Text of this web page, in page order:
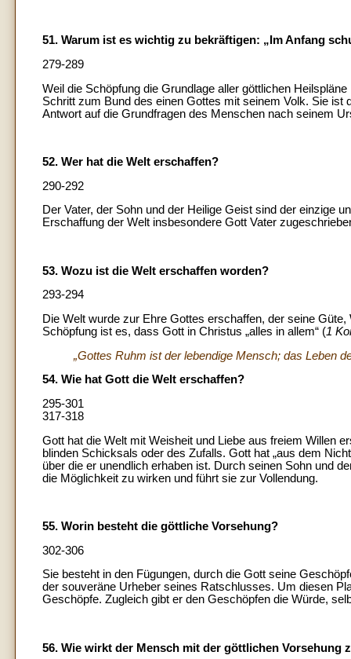
51. Warum ist es wichtig zu bekräftigen: „Im Anfang
279-289
Weil die Schöpfung die Grundlage aller göttlichen
Schritt zum Bund des einen Gottes mit seinem Volk. Sie
Antwort auf die Grundfragen des Menschen nach seinem
52. Wer hat die Welt erschaffen?
290-292
Der Vater, der Sohn und der Heilige Geist sind der einzige
Erschaffung der Welt insbesondere Gott Vater
53. Wozu ist die Welt erschaffen worden?
293-294
Die Welt wurde zur Ehre Gottes erschaffen, der seine
Schöpfung ist es, dass Gott in Christus „alles in allem“ (1
„Gottes Ruhm ist der lebendige Mensch; das Leben
54. Wie hat Gott die Welt erschaffen?
295-301
317-318
Gott hat die Welt mit Weisheit und Liebe aus freiem Willen
blinden Schicksals oder des Zufalls. Gott hat „aus dem
über die er unendlich erhaben ist. Durch seinen Sohn und
die Möglichkeit zu wirken und führt sie zur Vollendung.
55. Worin besteht die göttliche Vorsehung?
302-306
Sie besteht in den Fügungen, durch die Gott seine
der souveräne Urheber seines Ratschlusses. Um diesen
Geschöpfe. Zugleich gibt er den Geschöpfen die Würde,
56. Wie wirkt der Mensch mit der göttlichen Vorsehung